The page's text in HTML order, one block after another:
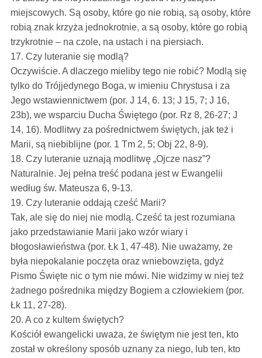
miejscowych. Są osoby, które go nie robią, są osoby, które
robią znak krzyża jednokrotnie, a są osoby, które go robią
trzykrotnie – na czole, na ustach i na piersiach.
17. Czy luteranie się modlą?
Oczywiście. A dlaczego mieliby tego nie robić? Modlą się
tylko do Trójjedynego Boga, w imieniu Chrystusa i za
Jego wstawiennictwem (por. J 14, 6. 13; J 15, 7; J 16,
23b), we wsparciu Ducha Świętego (por. Rz 8, 26-27; J
14, 16). Modlitwy za pośrednictwem świętych, jak też i
Marii, są niebiblijne (por. 1 Tm 2, 5; Obj 22, 8-9).
18. Czy luteranie uznają modlitwę „Ojcze nasz”?
Naturalnie. Jej pełna treść podana jest w Ewangelii
według św. Mateusza 6, 9-13.
19. Czy luteranie oddają cześć Marii?
Tak, ale się do niej nie modlą. Cześć ta jest rozumiana
jako przedstawianie Marii jako wzór wiary i
błogosławieństwa (por. Łk 1, 47-48). Nie uważamy, że
była niepokalanie poczęta oraz wniebowzięta, gdyż
Pismo Święte nic o tym nie mówi. Nie widzimy w niej też
żadnego pośrednika między Bogiem a człowiekiem (por.
Łk 11, 27-28).
20. A co z kultem świętych?
Kościół ewangelicki uważa, że świętym nie jest ten, kto
został w określony sposób uznany za niego, lub ten, kto